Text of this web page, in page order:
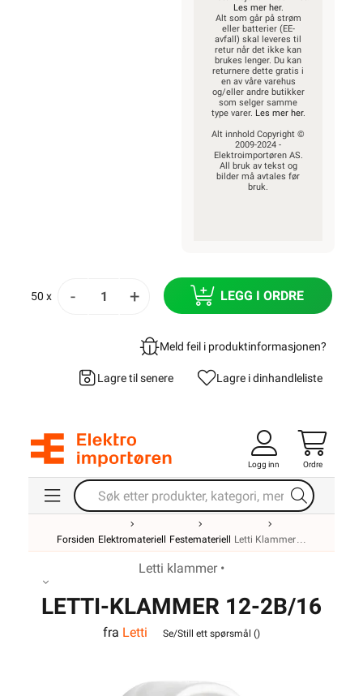
Les mer her.
Alt som går på strøm
eller batterier (EE-
avfall) skal leveres til
retur når det ikke kan
brukes lenger. Du kan
returnere dette gratis i
en av våre varehus
og/eller andre butikker
som selger samme
type varer. Les mer her.
Alt innhold Copyright ©
2009-2024 -
Elektroimportøren AS.
All bruk av tekst og
bilder må avtales før
bruk.
50 x - + LEGG I ORDRE
Meld feil i produktinformasjonen?
Lagre til senere Lagre i dinhandleliste
Logg inn Ordre
Forsiden Elektromateriell Festemateriell Letti Klammer
Letti klammer •
LETTI-KLAMMER 12-2B/16
PH
fra Letti Se/Still ett spørsmål ()